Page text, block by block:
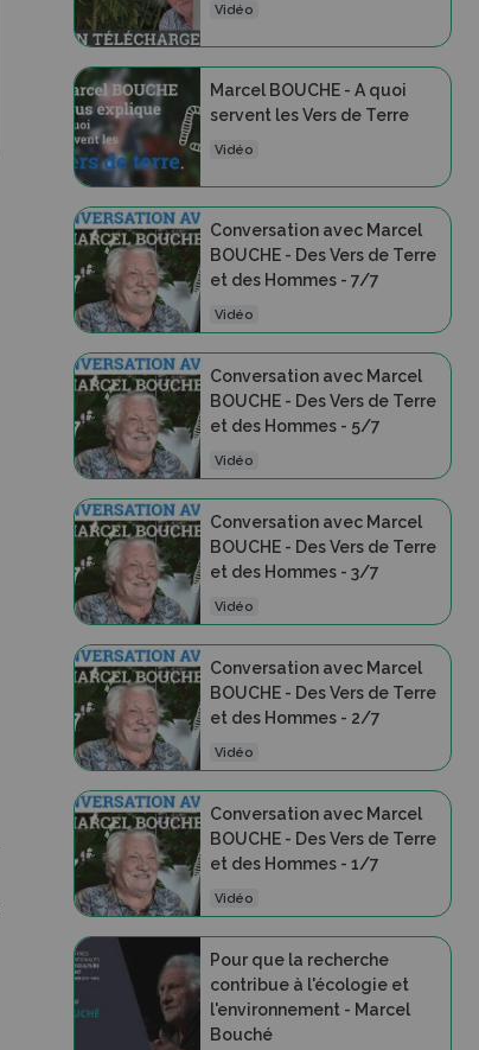
Vidéo
Marcel BOUCHE - A quoi
servent les Vers de Terre
Vidéo
Conversation avec Marcel
BOUCHE - Des Vers de Terre
et des Hommes - 7/7
Vidéo
Conversation avec Marcel
BOUCHE - Des Vers de Terre
et des Hommes - 5/7
Vidéo
Conversation avec Marcel
BOUCHE - Des Vers de Terre
et des Hommes - 3/7
Vidéo
Conversation avec Marcel
BOUCHE - Des Vers de Terre
et des Hommes - 2/7
Vidéo
Conversation avec Marcel
BOUCHE - Des Vers de Terre
et des Hommes - 1/7
Vidéo
Pour que la recherche
contribue à l'écologie et
l'environnement - Marcel
Bouché